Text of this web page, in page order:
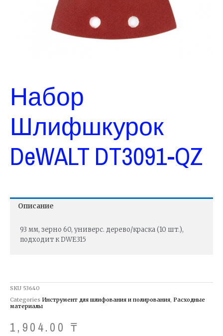
Набор
Шлифшкурок
DeWALT DT3091-QZ
Описание
93 мм, зерно 60, универс. дерево/краска (10 шт.),
подходит к DWE315
SKU 53640
Categories Инструмент для шлифования и полирования, Расходные
материалы
1,904.00 ₸